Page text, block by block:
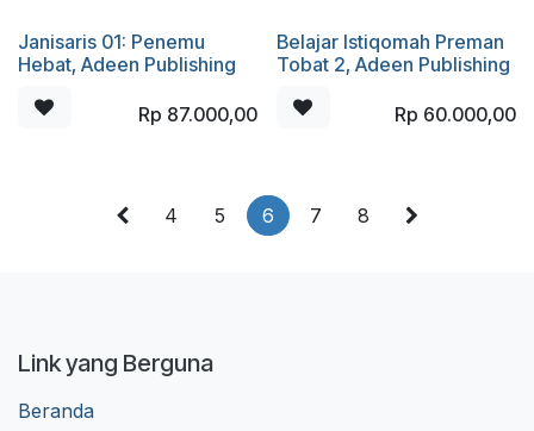
Janisaris 01: Penemu
Hebat, Adeen Publishing
Rp 87.000,00
Belajar Istiqomah Preman
Tobat 2, Adeen Publishing
Rp 60.000,00
4 5 6 7 8
Link yang Berguna
Beranda